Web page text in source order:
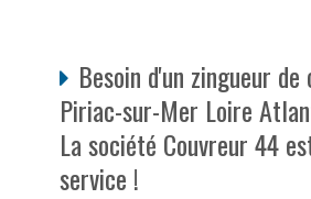
Besoin d'un zingueur
Piriac-sur-Mer Loire
La société Couvreur 44
service !